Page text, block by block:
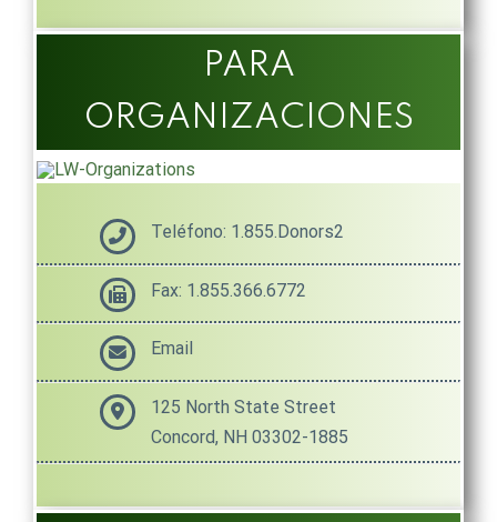
PARA
ORGANIZACIONES
Teléfono: 1.855.Donors2
Fax: 1.855.366.6772
Email
125 North State Street
Concord, NH 03302-1885